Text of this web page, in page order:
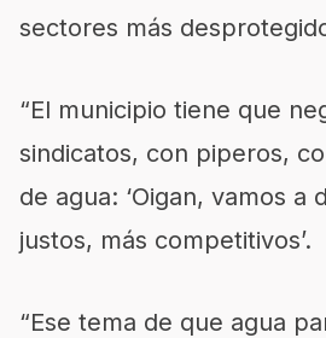
sectores más
“El municipio tiene que
sindicatos, con piperos,
de agua: ‘Oigan, vamos a
justos, más competitivos’.
“Ese tema de que agua